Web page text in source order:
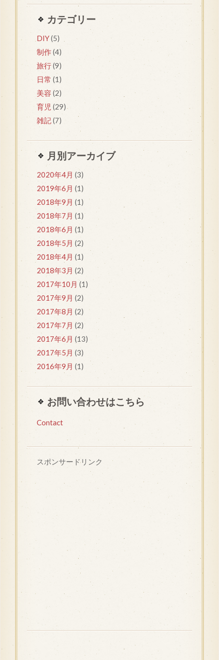
カテゴリー
DIY(5)
制作(4)
旅行(9)
日常 (1)
美容 (2)
育児 (29)
雑記(7)
月別アーカイブ
2020年4月 (3)
2019年6月 (1)
2018年9月 (1)
2018年7月 (1)
2018年6月 (1)
2018年5月 (2)
2018年4月 (1)
2018年3月 (2)
2017年10月 (1)
2017年9月 (2)
2017年8月 (2)
2017年7月 (2)
2017年6月 (13)
2017年5月 (3)
2016年9月 (1)
お問い合わせはこちら
Contact
スポンサードリンク